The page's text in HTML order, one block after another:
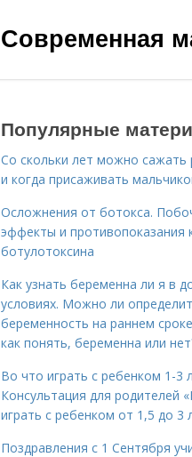
Современная
Популярные
Со скольки лет можно сажать
и когда присаживать
Осложнения от ботокса.
эффекты и противопоказания
ботулотоксина
Как узнать беременна ли я в
условиях. Можно ли
беременность на раннем
как понять, беременна или
Во что играть с ребенком 1-3
Консультация для родителей
играть с ребенком от 1,5 до 3
Поздравления с 1 Сентября